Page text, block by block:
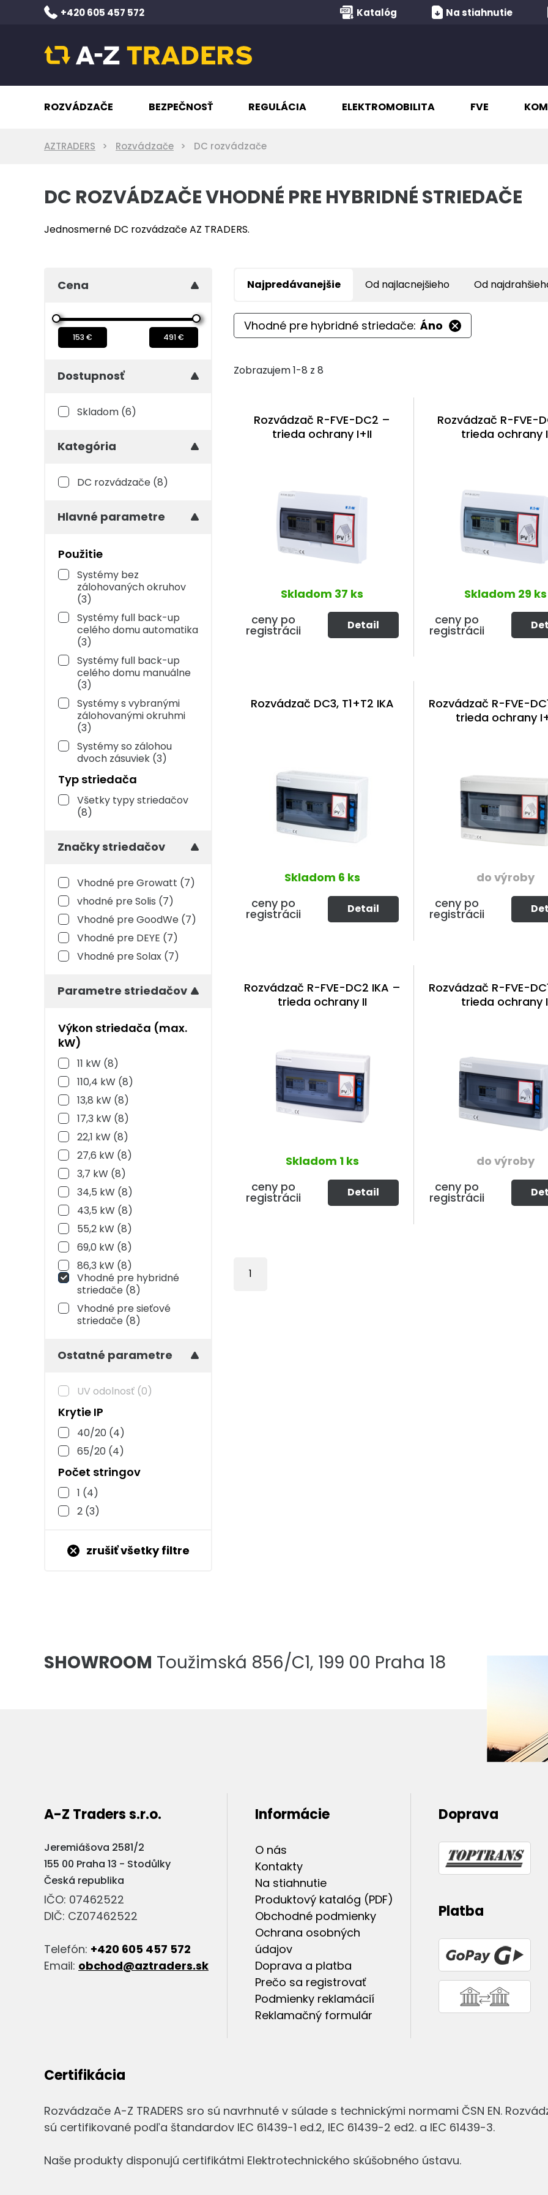
+420 605 457 572 Katalóg Na stiahnutie
ROZVÁDZAČE BEZPEČNOSŤ REGULÁCIA ELEKTROMOBILITA FVE
AZTRADERS Rozvádzače DC rozvádzače
DC ROZVÁDZAČE VHODNÉ PRE HYBRIDNÉ STRIEDAČE
Jednosmerné DC rozvádzače AZ TRADERS.
Cena
153 € 491 €
Dostupnosť
Skladom (6)
Kategória
DC rozvádzače (8)
Hlavné parametre
Použitie
Systémy bez
zálohovaných okruhov
(3)
Systémy full back-up
celého domu automatika
(3)
Systémy full back-up
celého domu manuálne
(3)
Systémy s vybranými
zálohovanými okruhmi
(3)
Systémy so zálohou
dvoch zásuviek (3)
Typ striedača
Všetky typy striedačov
(8)
Značky striedačov
Vhodné pre Growatt (7)
vhodné pre Solis (7)
Vhodné pre GoodWe (7)
Vhodné pre DEYE (7)
Vhodné pre Solax (7)
Parametre striedačov
Výkon striedača (max.
kW)
11 kW (8)
110,4 kW (8)
13,8 kW (8)
17,3 kW (8)
22,1 kW (8)
27,6 kW (8)
3,7 kW (8)
34,5 kW (8)
43,5 kW (8)
55,2 kW (8)
69,0 kW (8)
86,3 kW (8)
Vhodné pre hybridné
striedače (8)
Vhodné pre sieťové
striedače (8)
Ostatné parametre
UV odolnosť (0)
Krytie IP
40/20 (4)
65/20 (4)
Počet stringov
1 (4)
2 (3)
zrušiť všetky filtre
Najpredávanejšie Od najlacnejšieho Od
Vhodné pre hybridné striedače: Áno
Zobrazujem 1-8 z 8
Rozvádzač R-FVE-DC2 –
trieda ochrany I+II
Skladom 37 ks
ceny po
registrácii Detail
Rozvádzač R-FVE-
trieda ochrany
Skladom 29 ks
ceny po
registrácii
Rozvádzač DC3, T1+T2 IKA
Skladom 6 ks
ceny po
registrácii Detail
Rozvádzač R-FVE-
trieda ochrany
do výroby
ceny po
registrácii
Rozvádzač R-FVE-DC2 IKA –
trieda ochrany II
Skladom 1 ks
ceny po
registrácii Detail
Rozvádzač R-FVE-
trieda ochrany
do výroby
ceny po
registrácii
1
SHOWROOM Toužimská 856/C1, 199 00 Praha 18
A-Z Traders s.r.o.
Jeremiášova 2581/2
155 00 Praha 13 - Stodůlky
Česká republika
IČO: 07462522
DIČ: CZ07462522
Telefón: +420 605 457 572
Email: obchod@aztraders.sk
Informácie
O nás
Kontakty
Na stiahnutie
Produktový katalóg (PDF)
Obchodné podmienky
Ochrana osobných
údajov
Doprava a platba
Prečo sa registrovať
Podmienky reklamácií
Reklamačný formulár
Doprava
Platba
Certifikácia
Rozvádzače A-Z TRADERS sro sú navrhnuté v súlade s technickými normami ČSN EN.
sú certifikované podľa štandardov IEC 61439-1 ed.2, IEC 61439-2 ed2. a IEC 61439-3.
Naše produkty disponujú certifikátmi Elektrotechnického skúšobného ústavu.